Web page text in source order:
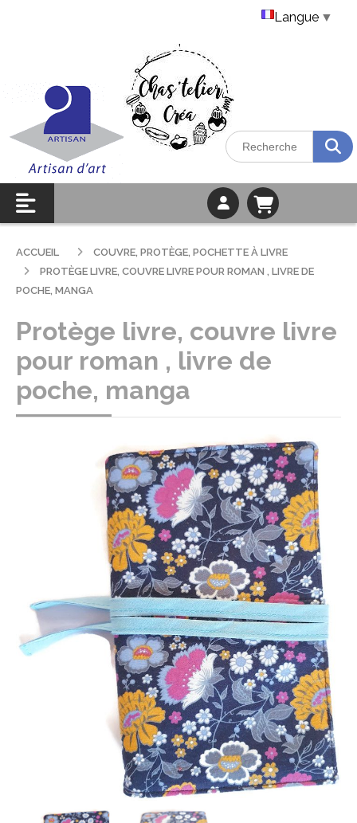
ACCUEIL
COUVRE, PROTÈGE, POCHETTE À LIVRE
PROTÈGE LIVRE, COUVRE LIVRE POUR ROMAN , LIVRE DE
POCHE, MANGA
Protège livre, couvre livre
pour roman , livre de
poche, manga
Langue ▼